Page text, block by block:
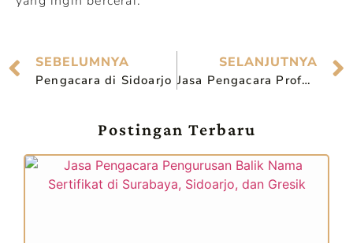
SEBELUMNYA
Pengacara di Sidoarjo
SELANJUTNYA
Jasa Pengacara Profesional di Bangil
Postingan Terbaru